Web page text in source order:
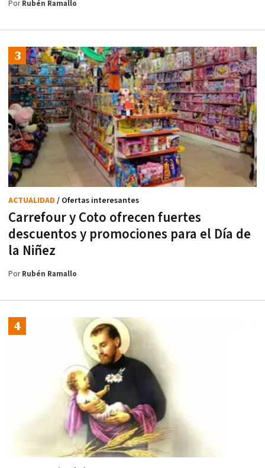
PorRubén Ramallo
Carrefour y Coto ofrecen fuertes
descuentos y promociones para el Día de
la Niñez
ACTUALIDAD / Ofertas interesantes
PorRubén Ramallo